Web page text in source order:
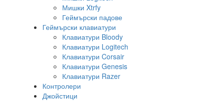
Мишки Xtrfy
Геймърски падове
Геймърски клавиатури
Клавиатури Bloody
Клавиатури Logitech
Клавиатури Corsair
Клавиатури Genesis
Клавиатури Razer
Контролери
Джойстици